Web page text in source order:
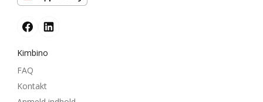
Kimbino
FAQ
Kontakt